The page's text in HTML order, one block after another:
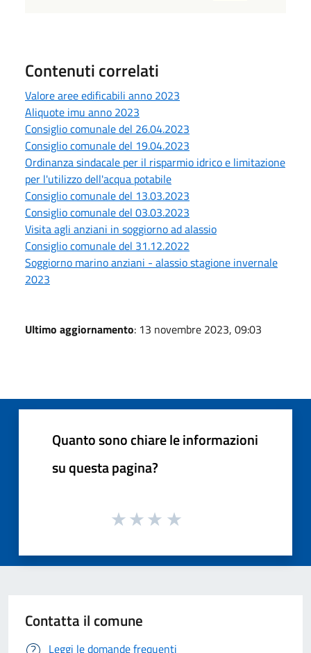
Contenuti correlati
Valore aree edificabili anno 2023
Aliquote imu anno 2023
Consiglio comunale del 26.04.2023
Consiglio comunale del 19.04.2023
Ordinanza sindacale per il risparmio idrico e limitazione
per l'utilizzo dell'acqua potabile
Consiglio comunale del 13.03.2023
Consiglio comunale del 03.03.2023
Visita agli anziani in soggiorno ad alassio
Consiglio comunale del 31.12.2022
Soggiorno marino anziani - alassio stagione invernale
2023
Ultimo aggiornamento: 13 novembre 2023, 09:03
Quanto sono chiare le informazioni
su questa pagina?
Contatta il comune
Leggi le domande frequenti